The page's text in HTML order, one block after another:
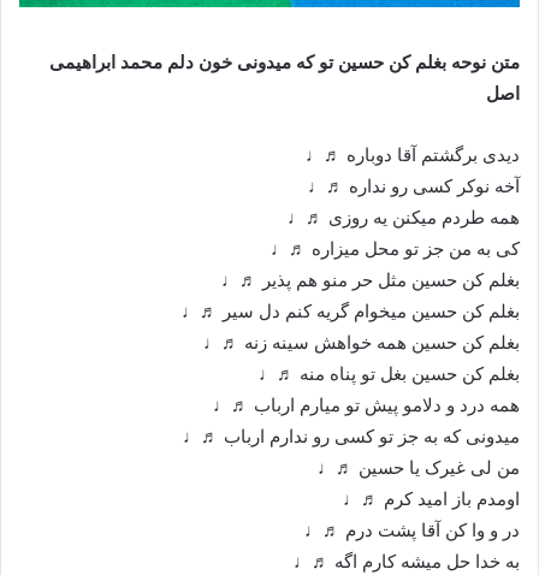
متن نوحه بغلم کن حسین تو که میدونی خون دلم محمد ابراهیمی
اصل
دیدی برگشتم آقا دوباره ♬♩
آخه نوکر کسی رو نداره ♬♩
همه طردم میکنن یه روزی ♬♩
کی به من جز تو محل میزاره ♬♩
بغلم کن حسین مثل حر منو هم پذیر ♬♩
بغلم کن حسین میخوام گریه کنم دل سیر ♬♩
بغلم کن حسین همه خواهش سینه زنه ♬♩
بغلم کن حسین بغل تو پناه منه ♬♩
همه درد و دلامو پیش تو میارم ارباب ♬♩
میدونی که به جز تو کسی رو ندارم ارباب ♬♩
من لی غیرک یا حسین ♬♩
اومدم باز امید کرم ♬♩
در و وا کن آقا پشت درم ♬♩
به خدا حل میشه کارم اگه ♬♩